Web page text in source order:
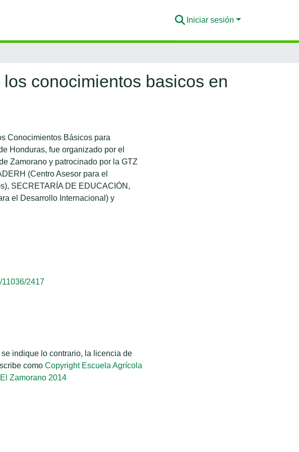
Iniciar sesión
conocimientos basicos en
Conocimientos Básicos para
Honduras, fue organizado por el
Zamorano y patrocinado por la GTZ
(Centro Asesor para el
SECRETARÍA DE EDUCACIÓN,
el Desarrollo Internacional) y
2417
indique lo contrario, la licencia de
como Copyright Escuela Agrícola
Zamorano 2014